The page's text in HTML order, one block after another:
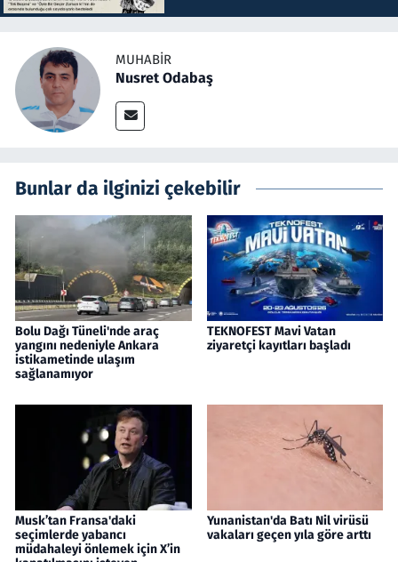
MUHABIR
Nusret Odabaş
Bunlar da ilginizi çekebilir
Bolu Dağı Tüneli'nde araç
yangını nedeniyle Ankara
istikametinde ulaşım
sağlanamıyor
TEKNOFEST Mavi Vatan
ziyaretçi kayıtları başladı
Musk’tan Fransa'daki
seçimlerde yabancı
müdahaleyi önlemek için X’in
Yunanistan'da Batı Nil virüsü
vakaları geçen yıla göre arttı